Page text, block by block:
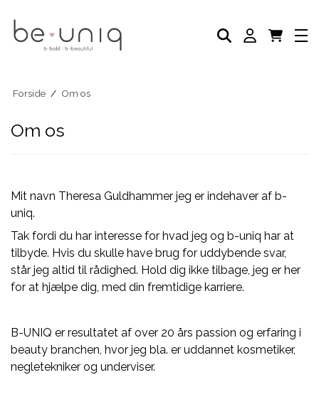
AKADEMI
SELVBRUNER
NEGLEPLEJE
BLOG
Forside / Om os
Om os
Mit navn Theresa Guldhammer jeg er indehaver af b-
uniq.
Tak fordi du har interesse for hvad jeg og b-uniq har at
tilbyde. Hvis du skulle have brug for uddybende svar,
står jeg altid til rådighed. Hold dig ikke tilbage, jeg er her
for at hjælpe dig, med din fremtidige karriere.
B-UNIQ er resultatet af over 20 års passion og erfaring i
beauty branchen, hvor jeg bla. er uddannet kosmetiker,
negletekniker og underviser.